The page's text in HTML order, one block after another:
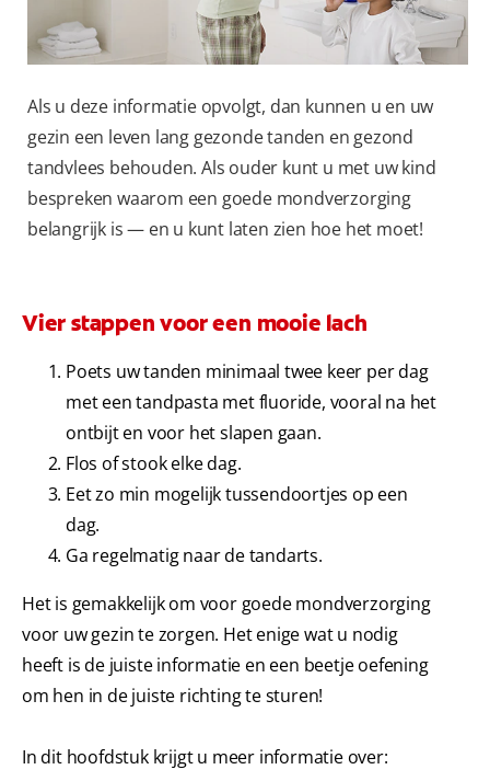
VOOR PROFESSIONALS
NL (NL)
Als u deze informatie opvolgt, dan kunnen u en uw
gezin een leven lang gezonde tanden en gezond
tandvlees behouden. Als ouder kunt u met uw kind
bespreken waarom een goede mondverzorging
belangrijk is — en u kunt laten zien hoe het moet!
Vier stappen voor een mooie lach
Poets uw tanden minimaal twee keer per dag
met een tandpasta met fluoride, vooral na het
ontbijt en voor het slapen gaan.
Flos of stook elke dag.
Eet zo min mogelijk tussendoortjes op een
dag.
Ga regelmatig naar de tandarts.
Het is gemakkelijk om voor goede mondverzorging
voor uw gezin te zorgen. Het enige wat u nodig
heeft is de juiste informatie en een beetje oefening
om hen in de juiste richting te sturen!
In dit hoofdstuk krijgt u meer informatie over: